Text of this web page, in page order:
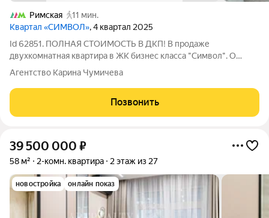
Римская
11 мин.
Квартал «СИМВОЛ», 4 квартал 2025
Id 62851. ПОЛНАЯ СТОИМОСТЬ В ДКП! В продаже
двухкомнатная квартира в ЖК бизнес класса "Символ". О
квартире: + Удобная планировка с двумя изолированными
комнатами, просторной кухней-гостиной и двумя санузлами
позволяет реализовать любые дизайнерские
Агентство Карина Чумичева
Позвонить
39 500 000 ₽
58 м² 2-комн. квартира 2 этаж из 27
новостройка онлайн показ